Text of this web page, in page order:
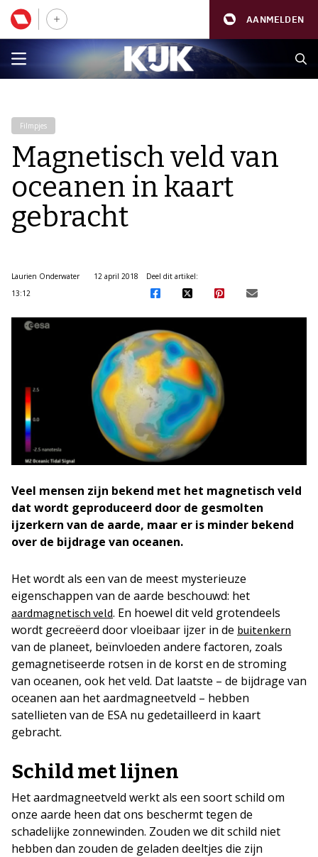
AANMELDEN
Filmpjes
Magnetisch veld van
oceanen in kaart
gebracht
Laurien Onderwater
12 april 2018
13:12
Deel dit artikel:
Veel mensen zijn bekend met het magnetisch veld
dat wordt geproduceerd door de gesmolten
ijzerkern van de aarde, maar er is minder bekend
over de bijdrage van oceanen.
Het wordt als een van de meest mysterieuze
eigenschappen van de aarde beschouwd: het
aardmagnetisch veld. En hoewel dit veld grotendeels
wordt gecreëerd door vloeibaar ijzer in de buitenkern
van de planeet, beïnvloeden andere factoren, zoals
gemagnetiseerde rotsen in de korst en de stroming
van oceanen, ook het veld. Dat laatste – de bijdrage van
oceanen aan het aardmagneetveld – hebben
satellieten van de ESA nu gedetailleerd in kaart
gebracht.
Schild met lijnen
Het aardmagneetveld werkt als een soort schild om
onze aarde heen dat ons beschermt tegen de
schadelijke zonnewinden. Zouden we dit schild niet
hebben dan zouden de geladen deeltjes die zijn